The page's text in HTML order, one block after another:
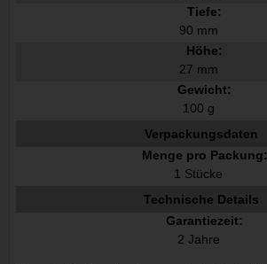
Tiefe:
90 mm
Höhe:
27 mm
Gewicht:
100 g
Verpackungsdaten
Menge pro Packung:
1 Stücke
Technische Details
Garantiezeit:
2 Jahre